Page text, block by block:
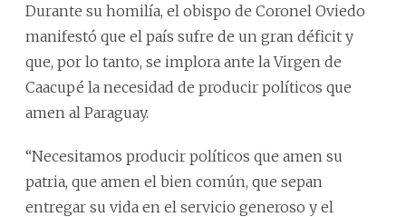
Durante su homilía, el obispo de Coronel Oviedo
manifestó que el país sufre de un gran déficit y
que, por lo tanto, se implora ante la Virgen de
Caacupé la necesidad de producir políticos que
amen al Paraguay.
“Necesitamos producir políticos que amen su
patria, que amen el bien común, que sepan
entregar su vida en el servicio generoso y el